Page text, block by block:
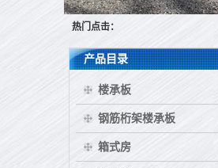
热门点击：
产品目录
楼承板
钢筋桁架楼承板
箱式房